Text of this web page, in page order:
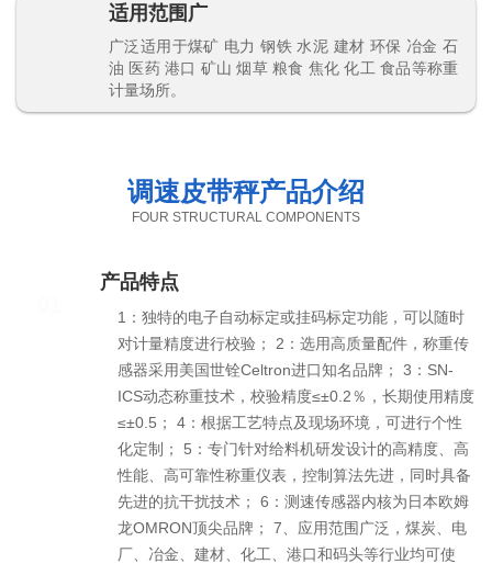
适用范围广
广泛适用于煤矿 电力 钢铁 水泥 建材 环保 冶金 石
油 医药 港口 矿山 烟草 粮食 焦化 化工 食品等称重
计量场所。
调速皮带秤产品介绍
FOUR STRUCTURAL COMPONENTS
产品特点
1：独特的电子自动标定或挂码标定功能，可以随时
对计量精度进行校验； 2：选用高质量配件，称重传
感器采用美国世铨Celtron进口知名品牌； 3：SN-
ICS动态称重技术，校验精度≤±0.2％，长期使用精度
≤±0.5； 4：根据工艺特点及现场环境，可进行个性
化定制； 5：专门针对给料机研发设计的高精度、高
性能、高可靠性称重仪表，控制算法先进，同时具备
先进的抗干扰技术； 6：测速传感器内核为日本欧姆
龙OMRON顶尖品牌； 7、应用范围广泛，煤炭、电
厂、冶金、建材、化工、港口和码头等行业均可使